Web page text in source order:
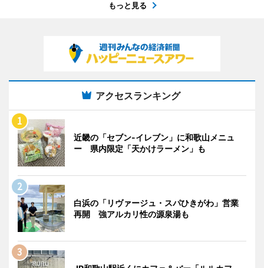
もっと見る
アクセスランキング
近畿の「セブン-イレブン」に和歌山メニュ
ー 県内限定「天かけラーメン」も
白浜の「リヴァージュ・スパひきがわ」営業
再開 強アルカリ性の源泉湯も